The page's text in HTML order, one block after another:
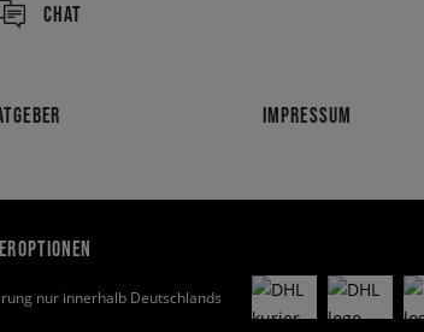
CHAT
IMPRESSUM
nur innerhalb Deutschlands